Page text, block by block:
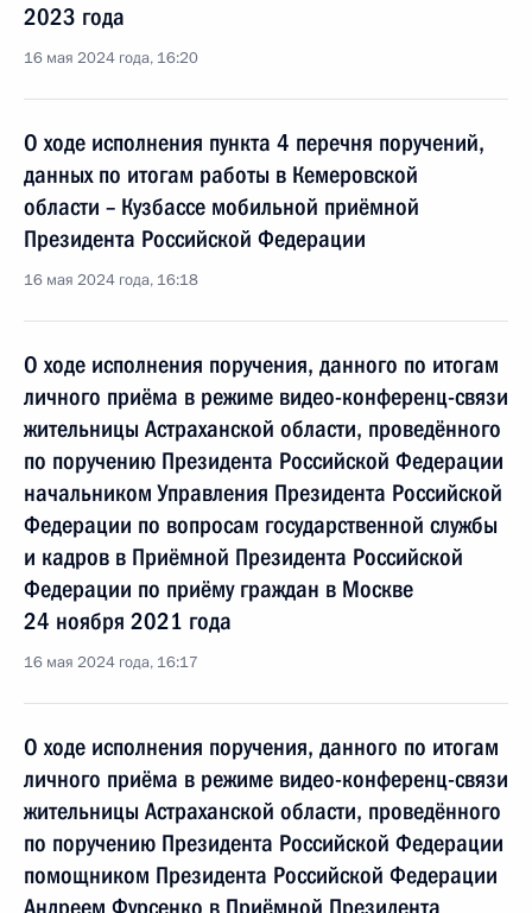
2023 года
16 мая 2024 года, 16:20
О ходе исполнения пункта 4 перечня поручений,
данных по итогам работы в Кемеровской
области – Кузбассе мобильной приёмной
Президента Российской Федерации
16 мая 2024 года, 16:18
О ходе исполнения поручения, данного по итогам
личного приёма в режиме видео-конференц-связи
жительницы Астраханской области, проведённого
по поручению Президента Российской Федерации
начальником Управления Президента Российской
Федерации по вопросам государственной службы
и кадров в Приёмной Президента Российской
Федерации по приёму граждан в Москве
24 ноября 2021 года
16 мая 2024 года, 16:17
О ходе исполнения поручения, данного по итогам
личного приёма в режиме видео-конференц-связи
жительницы Астраханской области, проведённого
по поручению Президента Российской Федерации
помощником Президента Российской Федерации
Андреем Фурсенко в Приёмной Президента